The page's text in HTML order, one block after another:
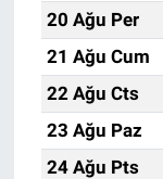
20 Ağu Per
21 Ağu Cum
22 Ağu Cts
23 Ağu Paz
24 Ağu Pts